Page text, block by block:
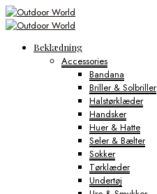
Beklædning
Accessories
Bandana
Briller & Solbriller
Halstørklæder
Handsker
Huer & Hatte
Seler & Bælter
Sokker
Tørklæder
Undertøj